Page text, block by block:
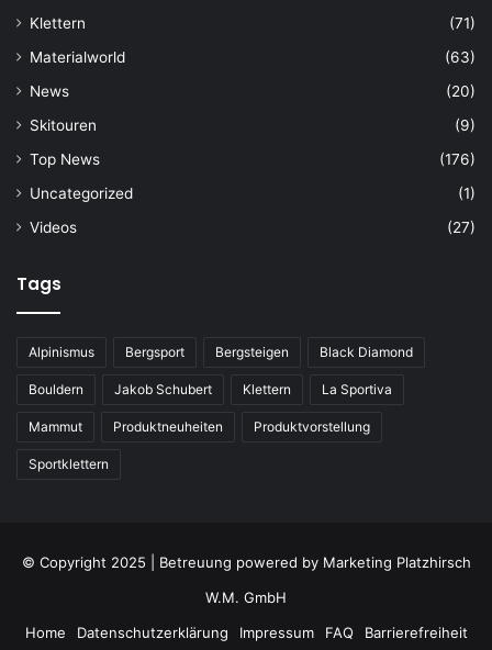
Klettern
(71)
Materialworld
(63)
News
(20)
Skitouren
(9)
Top News
(176)
Uncategorized
(1)
Videos
(27)
Tags
Alpinismus Bergsport Bergsteigen Black Diamond
Bouldern Jakob Schubert Klettern La Sportiva
Mammut Produktneuheiten Produktvorstellung
Sportklettern
© Copyright 2025 | Betreuung powered by Marketing Platzhirsch
W.M. GmbH
Home
Datenschutzerklärung Impressum FAQ Barrierefreiheit